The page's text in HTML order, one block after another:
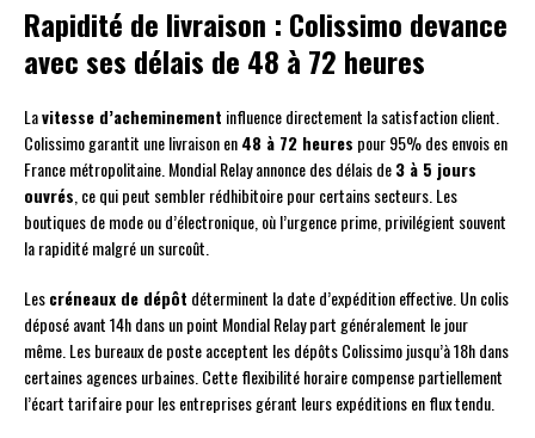
Rapidité de livraison : Colissimo devance
avec ses délais de 48 à 72 heures
Lavitesse d’acheminement influence directement la satisfaction client.
Colissimo garantit une livraison en48 à 72 heures pour 95% des envois en
France métropolitaine. Mondial Relay annonce des délais de3 à 5 jours
ouvrés , ce qui peut sembler rédhibitoire pour certains secteurs. Les
boutiques de mode ou d’électronique, où l’urgence prime, privilégient souvent
la rapidité malgré un surcoût.
Lescréneaux de dépôt déterminent la date d’expédition effective. Un colis
déposé avant 14h dans un point Mondial Relay part généralement le jour
même. Les bureaux de poste acceptent les dépôts Colissimo jusqu’à 18h dans
certaines agences urbaines. Cette flexibilité horaire compense partiellement
l’écart tarifaire pour les entreprises gérant leurs expéditions en flux tendu.